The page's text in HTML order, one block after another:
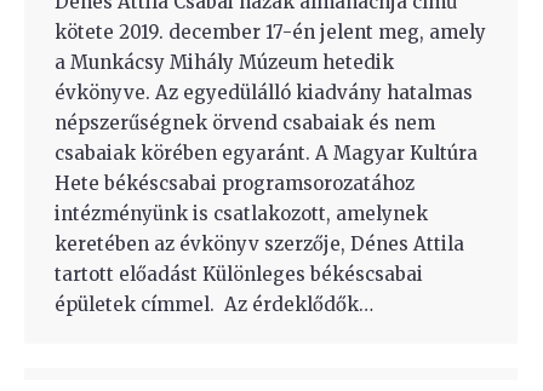
kötete 2019. december 17-én jelent meg, amely
a Munkácsy Mihály Múzeum hetedik
évkönyve. Az egyedülálló kiadvány hatalmas
népszerűségnek örvend csabaiak és nem
csabaiak körében egyaránt. A Magyar Kultúra
Hete békéscsabai programsorozatához
intézményünk is csatlakozott, amelynek
keretében az évkönyv szerzője, Dénes Attila
tartott előadást Különleges békéscsabai
épületek címmel. Az érdeklődők…